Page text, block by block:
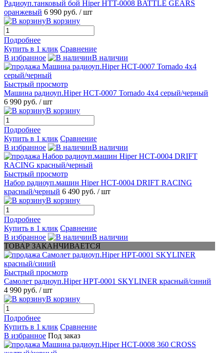
Радиоуп.танковый бой Hiper HTT-0008 BATTLE GEARS
оранжевый 6 990 руб. / шт
В корзину
Подробнее
Купить в 1 клик Сравнение
В избранное
В наличии
Быстрый просмотр
Машина радиоуп.Hiper HCT-0007 Tornado 4x4 серый/черный
6 990 руб. / шт
В корзину
Подробнее
Купить в 1 клик Сравнение
В избранное
В наличии
Быстрый просмотр
Набор радиоуп.машин Hiper HCT-0004 DRIFT RACING
красный/черный 6 490 руб. / шт
В корзину
Подробнее
Купить в 1 клик Сравнение
В избранное
В наличии
ТОВАР ЗАКАНЧИВАЕТСЯ
Быстрый просмотр
Самолет радиоуп.Hiper HPT-0001 SKYLINER красный/синий
4 990 руб. / шт
В корзину
Подробнее
Купить в 1 клик Сравнение
В избранное Под заказ